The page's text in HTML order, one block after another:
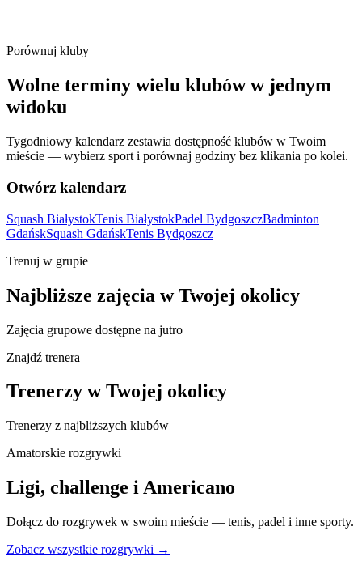
Porównuj kluby
Wolne terminy wielu klubów w jednym
widoku
Tygodniowy kalendarz zestawia dostępność klubów w Twoim
mieście — wybierz sport i porównaj godziny bez klikania po kolei.
Otwórz kalendarz
Squash BiałystokTenis BiałystokPadel BydgoszczBadminton
GdańskSquash GdańskTenis Bydgoszcz
Trenuj w grupie
Najbliższe zajęcia w Twojej okolicy
Zajęcia grupowe dostępne na jutro
Znajdź trenera
Trenerzy w Twojej okolicy
Trenerzy z najbliższych klubów
Amatorskie rozgrywki
Ligi, challenge i Americano
Dołącz do rozgrywek w swoim mieście — tenis, padel i inne sporty.
Zobacz wszystkie rozgrywki →